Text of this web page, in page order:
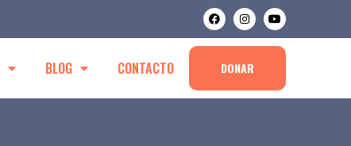
BLOG CONTACTO DONAR